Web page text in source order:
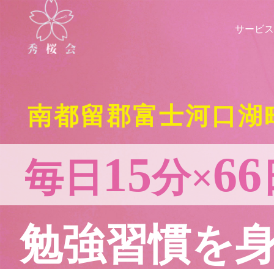
サービス
南都留郡富士河口
毎日 15分×66
勉強習慣を